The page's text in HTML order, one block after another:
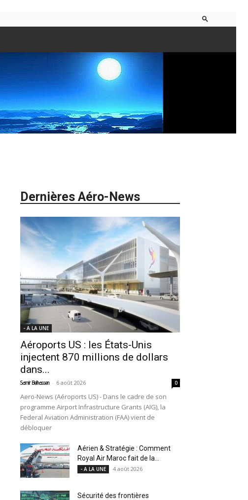
Dernières Aéro-News
- A LA UNE
Aéroports US : les États-Unis
injectent 870 millions de dollars
dans...
Samir Belhassen - 6 août 2026 0
Aero-News (Aéroports US) - Dans le cadre de son
programme Airport Infrastructure Grants (AIG), la
Federal Aviation Administration (FAA) vient de
débloquer
Aérien & Stratégie : Comment
Royal Air Maroc fait de la...
- A LA UNE 4 août 2026
Sécurité des frontières